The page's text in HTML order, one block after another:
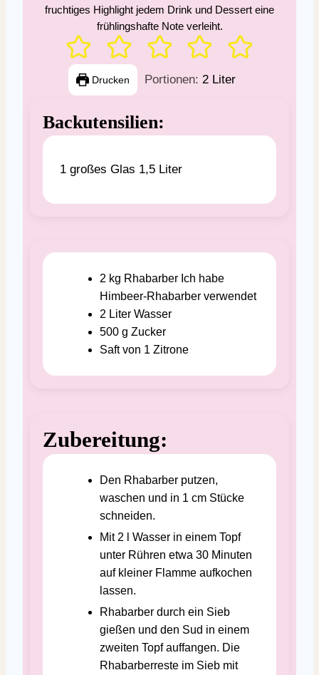
fruchtiges Highlight jedem Drink und Dessert eine
frühlingshafte Note verleiht.
Drucken Portionen:2 Liter
Backutensilien:
1 großes Glas 1,5 Liter
2 kg Rhabarber Ich habe
Himbeer-Rhabarber verwendet
2 Liter Wasser
500 g Zucker
Saft von 1 Zitrone
Zubereitung:
Den Rhabarber putzen,
waschen und in 1 cm Stücke
schneiden.
Mit 2 l Wasser in einem Topf
unter Rühren etwa 30 Minuten
auf kleiner Flamme aufkochen
lassen.
Rhabarber durch ein Sieb
gießen und den Sud in einem
zweiten Topf auffangen. Die
Rhabarberreste im Sieb mit